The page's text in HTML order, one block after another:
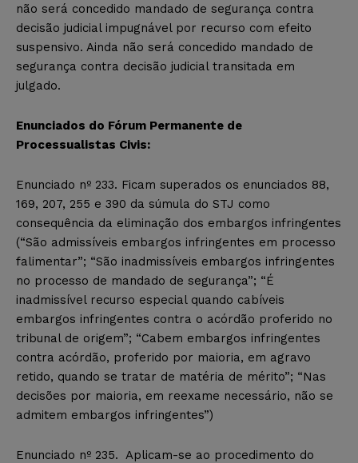
não será concedido mandado de segurança contra
decisão judicial impugnável por recurso com efeito
suspensivo. Ainda não será concedido mandado de
segurança contra decisão judicial transitada em
julgado.
Enunciados do Fórum Permanente de
Processualistas Civis:
Enunciado nº 233. Ficam superados os enunciados 88,
169, 207, 255 e 390 da súmula do STJ como
consequência da eliminação dos embargos infringentes
(“São admissíveis embargos infringentes em processo
falimentar”; “São inadmissíveis embargos infringentes
no processo de mandado de segurança”; “É
inadmissível recurso especial quando cabíveis
embargos infringentes contra o acórdão proferido no
tribunal de origem”; “Cabem embargos infringentes
contra acórdão, proferido por maioria, em agravo
retido, quando se tratar de matéria de mérito”; “Nas
decisões por maioria, em reexame necessário, não se
admitem embargos infringentes”)
Enunciado nº 235. Aplicam-se ao procedimento do